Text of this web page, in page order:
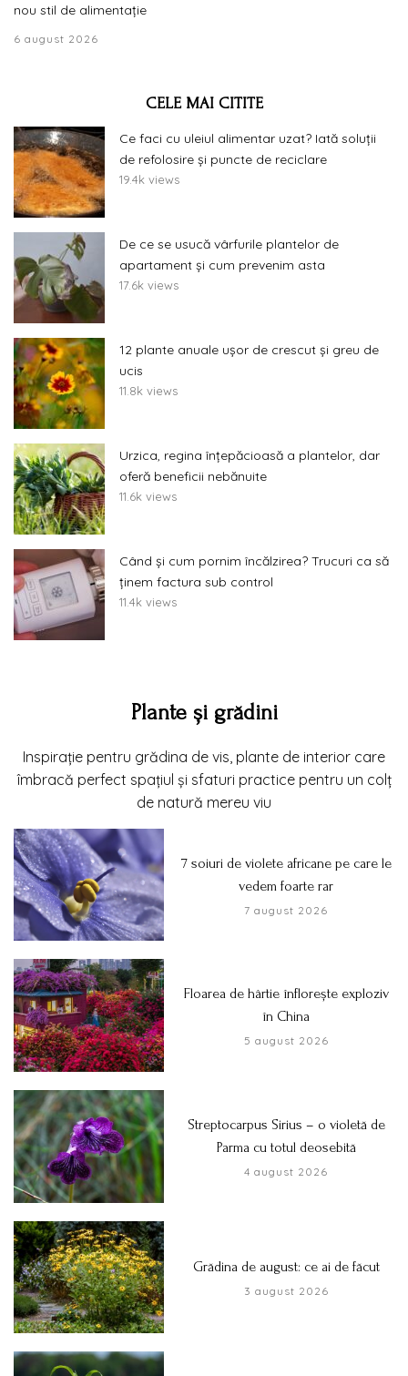
nou stil de alimentație
6 august 2026
CELE MAI CITITE
Ce faci cu uleiul alimentar uzat? Iată soluții
de refolosire și puncte de reciclare
19.4k views
De ce se usucă vârfurile plantelor de
apartament și cum prevenim asta
17.6k views
12 plante anuale ușor de crescut și greu de
ucis
11.8k views
Urzica, regina înțepăcioasă a plantelor, dar
oferă beneficii nebănuite
11.6k views
Când și cum pornim încălzirea? Trucuri ca să
ținem factura sub control
11.4k views
Plante și grădini
Inspirație pentru grădina de vis, plante de interior care
îmbracă perfect spațiul și sfaturi practice pentru un colț
de natură mereu viu
7 soiuri de violete africane pe care le
vedem foarte rar
7 august 2026
Floarea de hârtie înflorește exploziv
în China
5 august 2026
Streptocarpus Sirius – o violetă de
Parma cu totul deosebită
4 august 2026
Grădina de august: ce ai de făcut
3 august 2026